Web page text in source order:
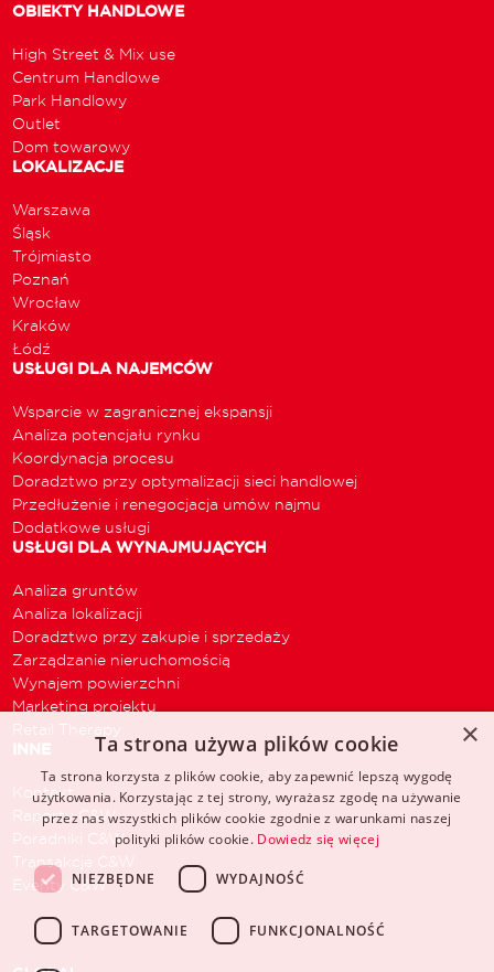
OBIEKTY HANDLOWE
High Street & Mix use
Centrum Handlowe
Park Handlowy
Outlet
Dom towarowy
LOKALIZACJE
Warszawa
Śląsk
Trójmiasto
Poznań
Wrocław
Kraków
Łódź
USŁUGI DLA NAJEMCÓW
Wsparcie w zagranicznej ekspansji
Analiza potencjału rynku
Koordynacja procesu
Doradztwo przy optymalizacji sieci handlowej
Przedłużenie i renegocjacja umów najmu
Dodatkowe usługi
USŁUGI DLA WYNAJMUJĄCYCH
Analiza gruntów
Analiza lokalizacji
Doradztwo przy zakupie i sprzedaży
Zarządzanie nieruchomością
Wynajem powierzchni
Marketing projektu
Retail Therapy
INNE
Kontakt
Raporty C&W
Poradniki C&W
Transakcje C&W
Eventy C&W
×
Ta strona używa plików cookie
Ta strona korzysta z plików cookie, aby zapewnić lepszą wygodę
użytkowania. Korzystając z tej strony, wyrażasz zgodę na używanie
przez nas wszystkich plików cookie zgodnie z warunkami naszej
polityki plików cookie. Dowiedz się więcej
NIEZBĘDNE WYDAJNOŚĆ
TARGETOWANIE FUNKCJONALNOŚĆ